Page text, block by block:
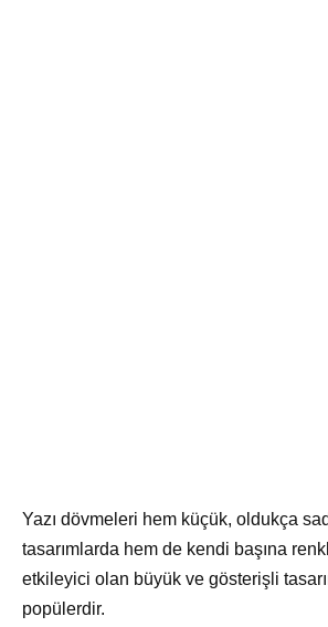
Yazı dövmeleri hem küçük, oldukça
tasarımlarda hem de kendi başına
etkileyici olan büyük ve gösterişli
popülerdir.